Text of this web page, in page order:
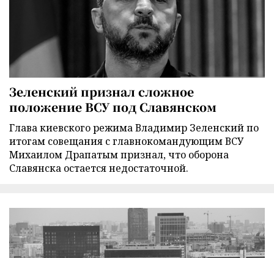
Зеленский признал сложное
положение ВСУ под Славянском
Глава киевского режима Владимир Зеленский по
итогам совещания с главнокомандующим ВСУ
Михаилом Драпатым признал, что оборона
Славянска остается недостаточной.